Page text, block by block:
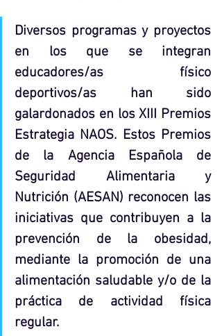
Diversos programas y proyectos
en los que se integran
educadores/as físico
deportivos/as han sido
galardonados en los XIII Premios
Estrategia NAOS. Estos Premios
de la Agencia Española de
Seguridad Alimentaria y
Nutrición (AESAN) reconocen las
iniciativas que contribuyen a la
prevención de la obesidad,
mediante la promoción de una
alimentación saludable y/o de la
práctica de actividad física
regular.